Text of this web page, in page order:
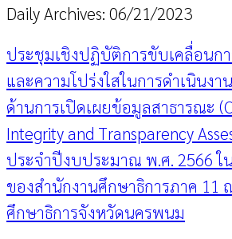
Daily Archives: 06/21/2023
ประชุมเชิงปฏิบัติการขับเคลื่อนก
และความโปร่งใสในการดำเนินง
ด้านการเปิดเผยข้อมูลสาธารณะ
Integrity and Transparency
ประจำปีงบประมาณ พ.ศ. 2566
ของสำนักงานศึกษาธิการภาค 11
ศึกษาธิการจังหวัดนครพนม